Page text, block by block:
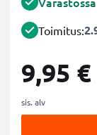
Toimitus:
9,95 €
sis. alv